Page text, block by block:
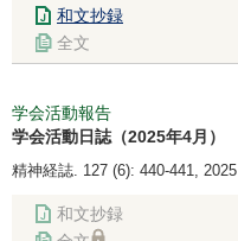
和文抄録
全文
学会活動報告
学会活動日誌（2025年4月）
精神経誌. 127 (6): 440-441, 2025
和文抄録